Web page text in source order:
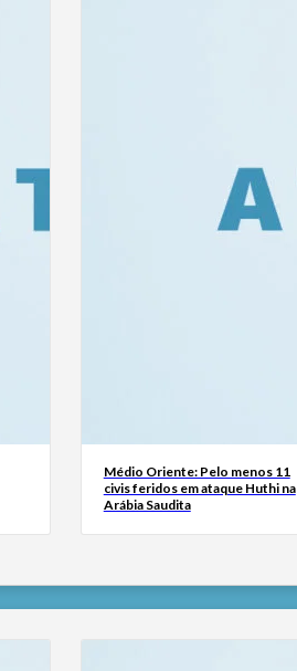
Médio Oriente: Pelo menos 11
civis feridos em ataque Huthi na
Arábia Saudita